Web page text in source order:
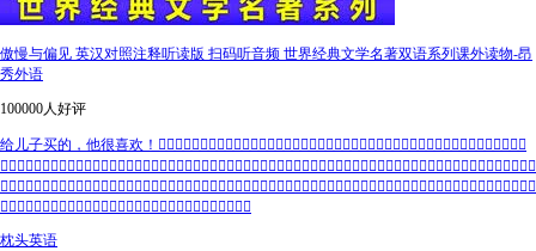
傲慢与偏见 英汉对照注释听读版 扫码听音频 世界经典文学名著双语系列课外读物-昂
秀外语
100000人好评
给儿子买的，他很喜欢！👍🏻👍🏻👍🏻👍🏻👍🏻👍🏻👍🏻👍🏻👍🏻👍🏻👍🏻👍🏻👍🏻👍🏻👍🏻👍🏻👍🏻👍🏻👍🏻👍🏻👍🏻👍🏻
👍🏻👍🏻👍🏻👍🏻👍🏻👍🏻👍🏻👍🏻👍🏻👍🏻👍🏻👍🏻👍🏻👍🏻👍🏻👍🏻👍🏻👍🏻👍🏻👍🏻👍🏻👍🏻👍🏻👍🏻👍🏻👍🏻👍🏻👍🏻👍🏻👍🏻👍🏻👍🏻
👍🏻👍🏻👍🏻👍🏻👍🏻👍🏻👍🏻👍🏻👍🏻👍🏻👍🏻👍🏻👍🏻👍🏻👍🏻👍🏻👍🏻👍🏻👍🏻👍🏻👍🏻👍🏻👍🏻👍🏻👍🏻👍🏻👍🏻👍🏻👍🏻👍🏻👍🏻👍🏻
👍🏻👍🏻👍🏻👍🏻👍🏻👍🏻👍🏻👍🏻👍🏻👍🏻👍🏻👍🏻👍🏻👍🏻👍🏻
枕头英语